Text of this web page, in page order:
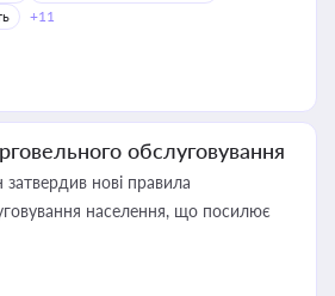
+11
обслуговування
затвердив нові правила
населення, що посилює